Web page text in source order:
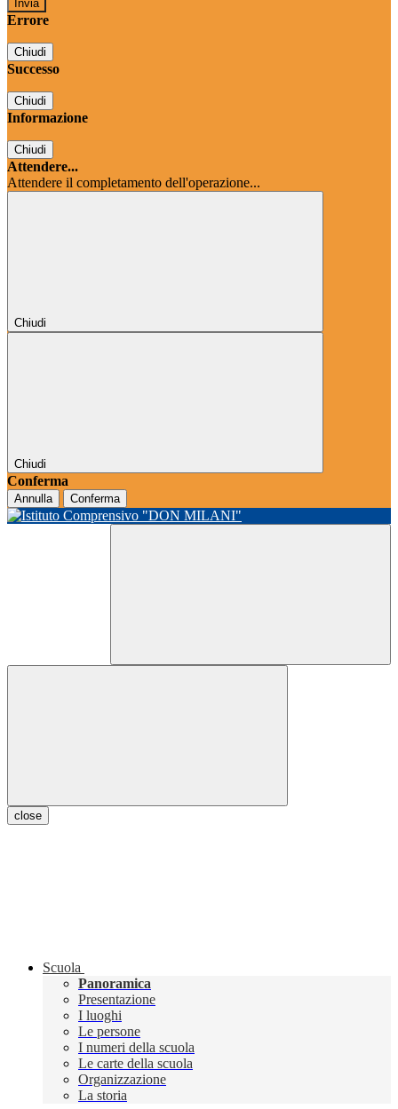
Errore
Chiudi
Successo
Chiudi
Informazione
Chiudi
Attendere...
Attendere il completamento dell'operazione...
Chiudi
Chiudi
Conferma
Annulla Conferma
close
Scuola
Panoramica
Presentazione
I luoghi
Le persone
I numeri della scuola
Le carte della scuola
Organizzazione
La storia